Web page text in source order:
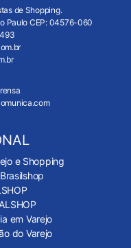
de Shopping.
Paulo CEP: 04576-060
e Shopping
em Varejo
do Varejo